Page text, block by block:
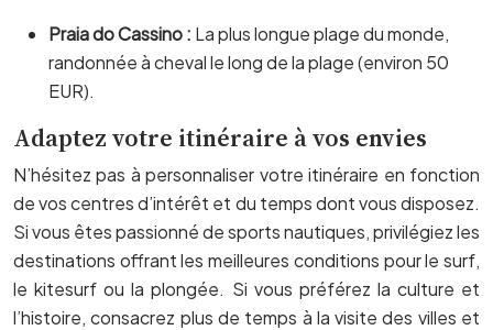
Praia do Cassino : La plus longue plage du monde,
randonnée à cheval le long de la plage (environ 50
EUR).
Adaptez votre itinéraire à vos envies
N’hésitez pas à personnaliser votre itinéraire en fonction
de vos centres d’intérêt et du temps dont vous disposez.
Si vous êtes passionné de sports nautiques, privilégiez les
destinations offrant les meilleures conditions pour le surf,
le kitesurf ou la plongée. Si vous préférez la culture et
l’histoire, consacrez plus de temps à la visite des villes et